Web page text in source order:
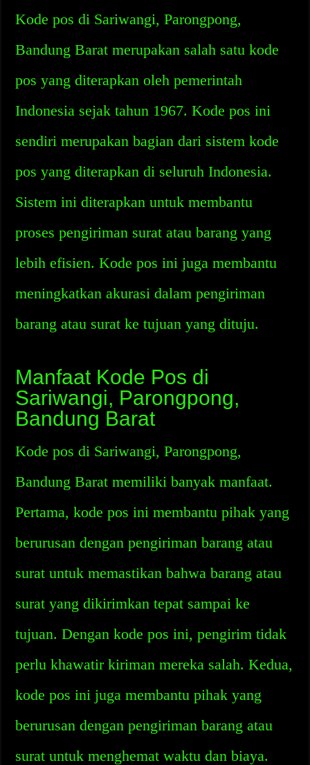
Kode pos di Sariwangi, Parongpong,
Bandung Barat merupakan salah satu kode
pos yang diterapkan oleh pemerintah
Indonesia sejak tahun 1967. Kode pos ini
sendiri merupakan bagian dari sistem kode
pos yang diterapkan di seluruh Indonesia.
Sistem ini diterapkan untuk membantu
proses pengiriman surat atau barang yang
lebih efisien. Kode pos ini juga membantu
meningkatkan akurasi dalam pengiriman
barang atau surat ke tujuan yang dituju.
Manfaat Kode Pos di
Sariwangi, Parongpong,
Bandung Barat
Kode pos di Sariwangi, Parongpong,
Bandung Barat memiliki banyak manfaat.
Pertama, kode pos ini membantu pihak yang
berurusan dengan pengiriman barang atau
surat untuk memastikan bahwa barang atau
surat yang dikirimkan tepat sampai ke
tujuan. Dengan kode pos ini, pengirim tidak
perlu khawatir kiriman mereka salah. Kedua,
kode pos ini juga membantu pihak yang
berurusan dengan pengiriman barang atau
surat untuk menghemat waktu dan biaya.